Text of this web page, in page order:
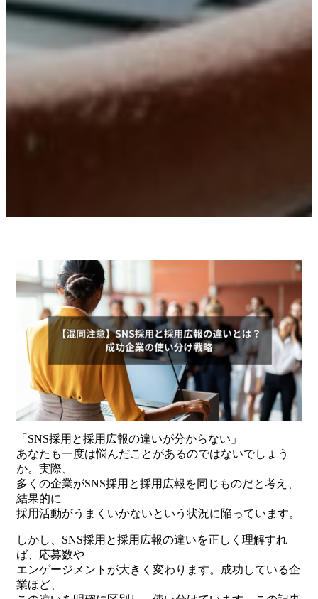
「SNS採用と採用広報の違いが分からない」
あなたも一度は悩んだことがあるのではないでしょう
か。実際、
多くの企業がSNS採用と採用広報を同じものだと考え、
結果的に
採用活動がうまくいかないという状況に陥っています。
しかし、SNS採用と採用広報の違いを正しく理解すれ
ば、応募数や
エンゲージメントが大きく変わります。成功している企
業ほど、